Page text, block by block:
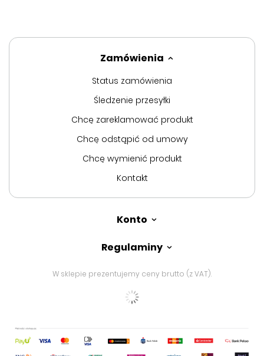
Zamówienia
Status zamówienia
Śledzenie przesyłki
Chcę zareklamować produkt
Chcę odstąpić od umowy
Chcę wymienić produkt
Kontakt
Konto
Regulaminy
W sklepie prezentujemy ceny brutto (z VAT).